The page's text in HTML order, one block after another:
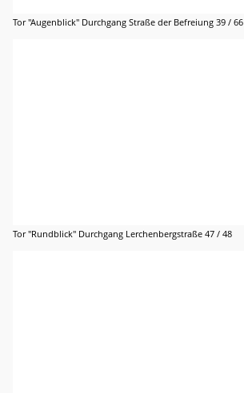
Tor "Augenblick" Durchgang Straße der Befreiung 39 / 66
Tor "Rundblick" Durchgang Lerchenbergstraße 47 / 48